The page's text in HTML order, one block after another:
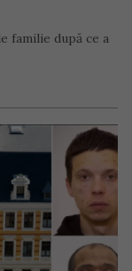
familie după ce a